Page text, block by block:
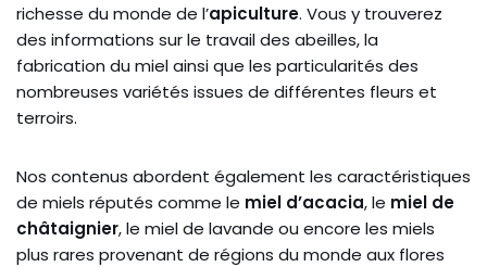
richesse du monde de l’apiculture. Vous y trouverez
des informations sur le travail des abeilles, la
fabrication du miel ainsi que les particularités des
nombreuses variétés issues de différentes fleurs et
terroirs.
Nos contenus abordent également les caractéristiques
de miels réputés comme le miel d’acacia, le miel de
châtaignier, le miel de lavande ou encore les miels
plus rares provenant de régions du monde aux flores